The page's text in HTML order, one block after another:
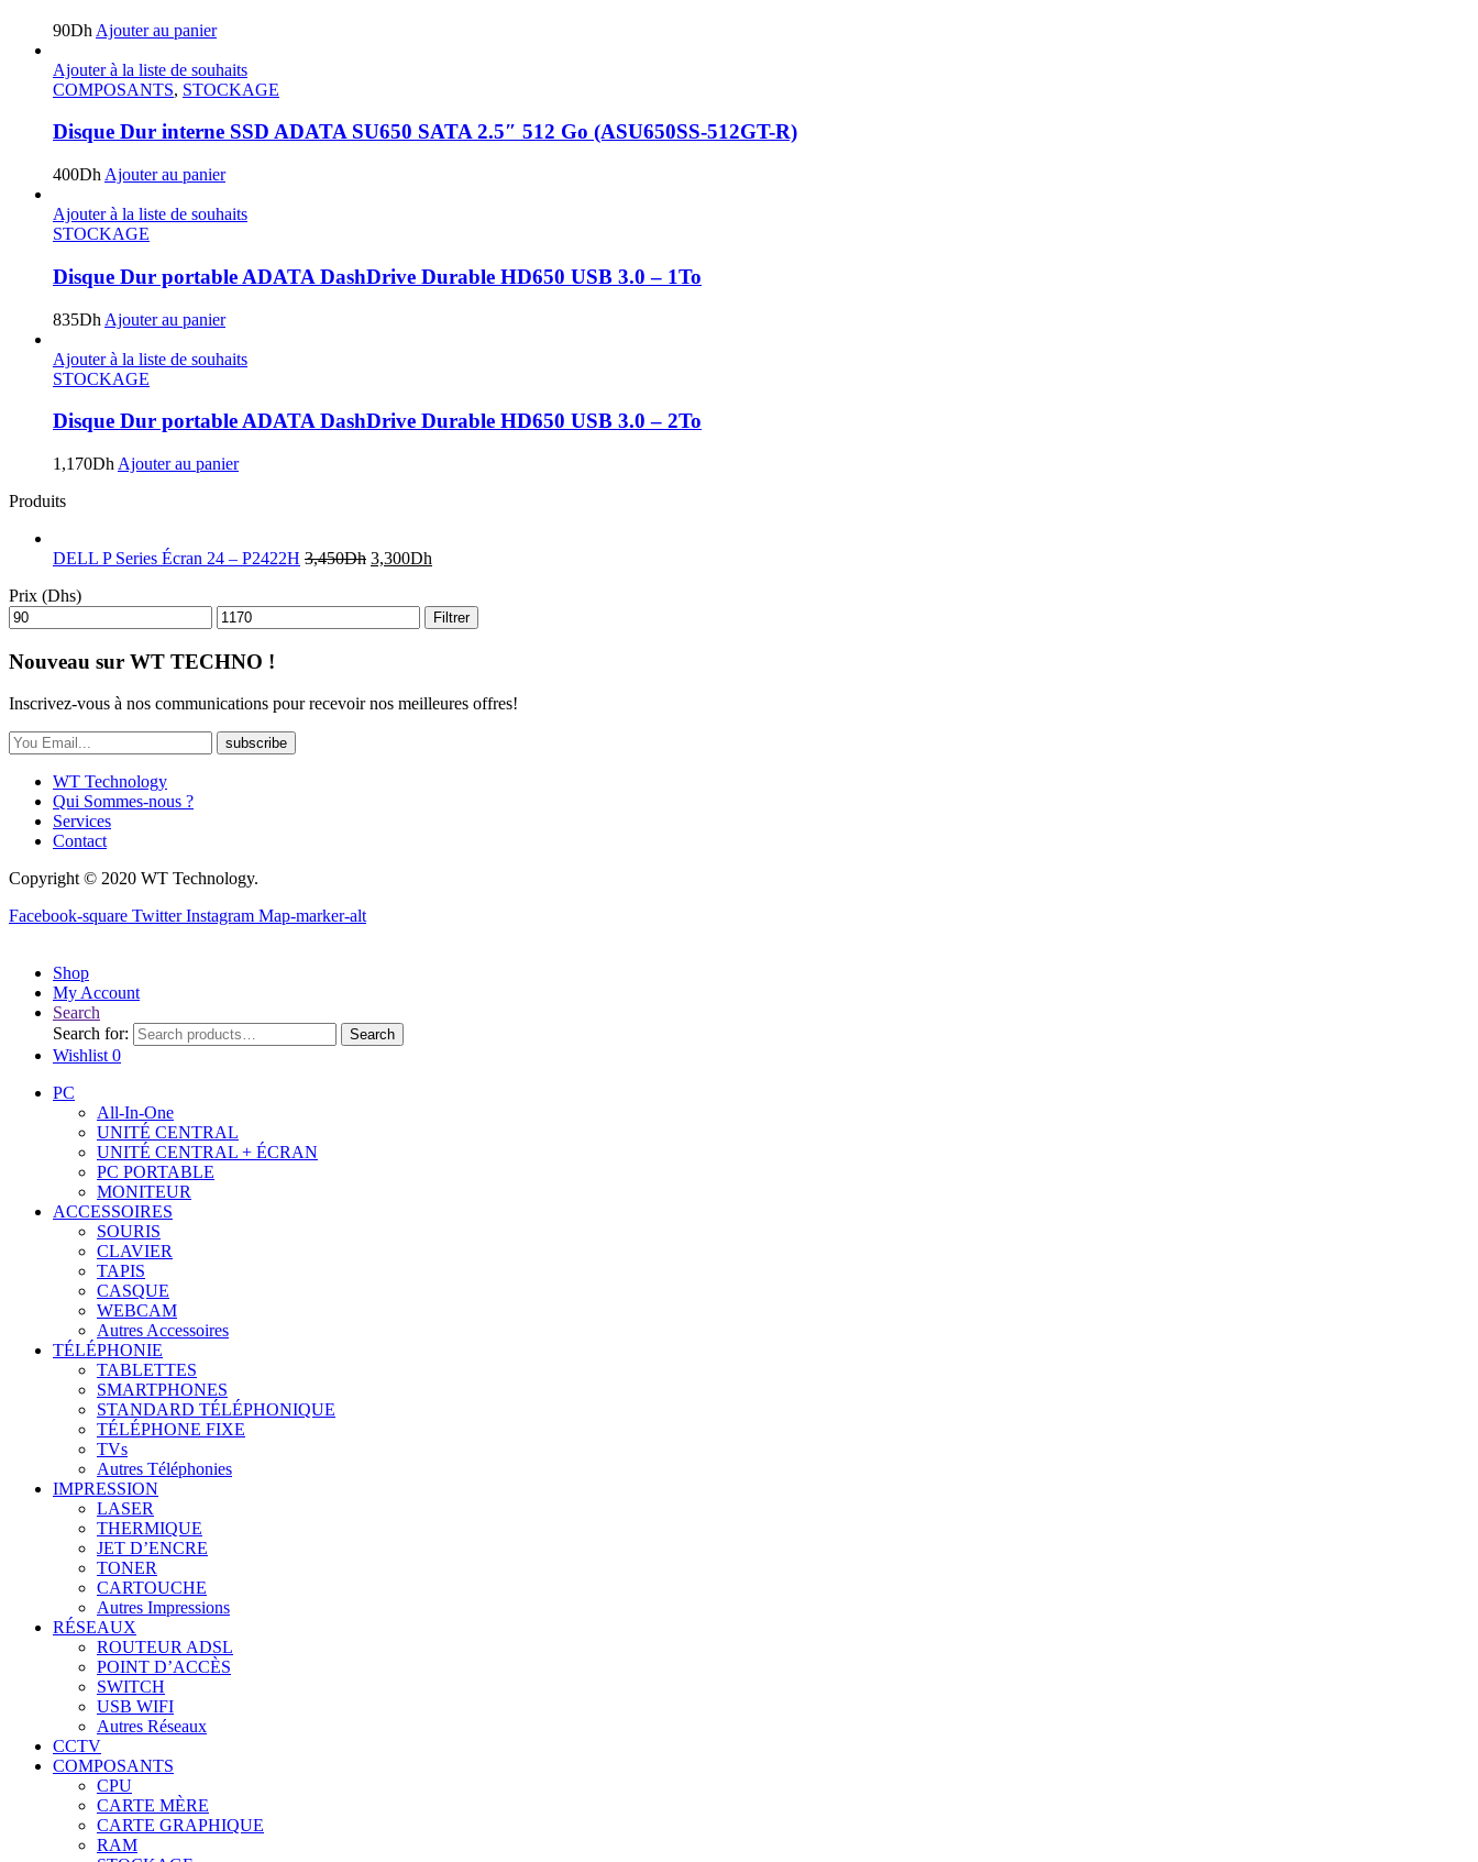
90Dh Ajouter au panier
Ajouter à la liste de souhaits
COMPOSANTS, STOCKAGE
Disque Dur interne SSD ADATA SU650 SATA 2.5″ 512 Go (ASU650SS-512GT-R)
400Dh Ajouter au panier
Ajouter à la liste de souhaits
STOCKAGE
Disque Dur portable ADATA DashDrive Durable HD650 USB 3.0 – 1To
835Dh Ajouter au panier
Ajouter à la liste de souhaits
STOCKAGE
Disque Dur portable ADATA DashDrive Durable HD650 USB 3.0 – 2To
1,170Dh Ajouter au panier
Produits
DELL P Series Écran 24 – P2422H 3,450Dh 3,300Dh
Prix (Dhs)
Filtrer
Nouveau sur WT TECHNO !
Inscrivez-vous à nos communications pour recevoir nos meilleures offres!
subscribe
WT Technology
Qui Sommes-nous ?
Services
Contact
Copyright © 2020 WT Technology.
Facebook-square Twitter Instagram Map-marker-alt
Shop
My Account
Search
Search for:
Search
Wishlist 0
PC
All-In-One
UNITÉ CENTRAL
UNITÉ CENTRAL + ÉCRAN
PC PORTABLE
MONITEUR
ACCESSOIRES
SOURIS
CLAVIER
TAPIS
CASQUE
WEBCAM
Autres Accessoires
TÉLÉPHONIE
TABLETTES
SMARTPHONES
STANDARD TÉLÉPHONIQUE
TÉLÉPHONE FIXE
TVs
Autres Téléphonies
IMPRESSION
LASER
THERMIQUE
JET D’ENCRE
TONER
CARTOUCHE
Autres Impressions
RÉSEAUX
ROUTEUR ADSL
POINT D’ACCÈS
SWITCH
USB WIFI
Autres Réseaux
CCTV
COMPOSANTS
CPU
CARTE MÈRE
CARTE GRAPHIQUE
RAM